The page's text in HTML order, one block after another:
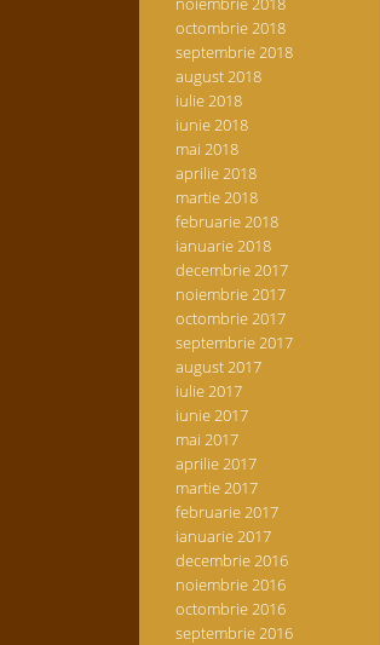
octombrie 2018
septembrie 2018
august 2018
iulie 2018
iunie 2018
mai 2018
aprilie 2018
martie 2018
februarie 2018
ianuarie 2018
decembrie 2017
noiembrie 2017
octombrie 2017
septembrie 2017
august 2017
iulie 2017
iunie 2017
mai 2017
aprilie 2017
martie 2017
februarie 2017
ianuarie 2017
decembrie 2016
noiembrie 2016
octombrie 2016
septembrie 2016